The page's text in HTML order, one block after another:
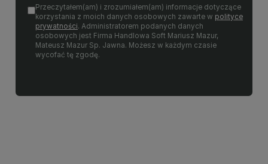
Przeczytałem(am) i zrozumiałem(am) informacje dotyczące
korzystania z moich danych osobowych zawarte w polityce
prywatności. Administratorem podanych danych
osobowych jest Firma Handlowa Soft Mariusz Mazur,
Mateusz Mazur Sp. Jawna. Możesz w każdym czasie
wycofać tę zgodę.